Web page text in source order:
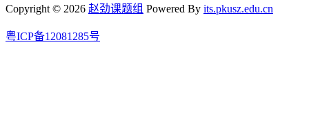
Copyright © 2026 赵劲课题组 Powered By its.pkusz.edu.cn
粤ICP备12081285号